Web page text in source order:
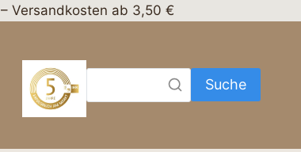
Versandkosten ab 3,50 €
Suche